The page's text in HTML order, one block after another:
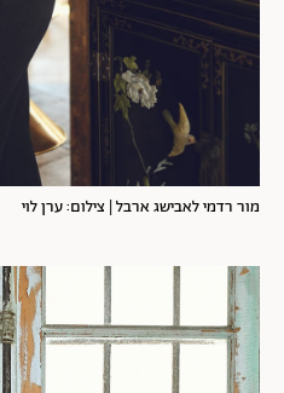
מור רדמי לאבישג ארבל | צילום: ערן לוי